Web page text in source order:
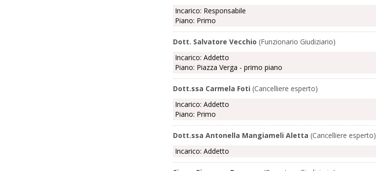
Incarico: Responsabile
Piano: Primo
Dott. Salvatore Vecchio (Funzionario Giudiziario)
Incarico: Addetto
Piano: Piazza Verga - primo piano
Dott.ssa Carmela Foti (Cancelliere esperto)
Incarico: Addetto
Piano: Primo
Dott.ssa Antonella Mangiameli Aletta (Cancelliere esperto)
Incarico: Addetto